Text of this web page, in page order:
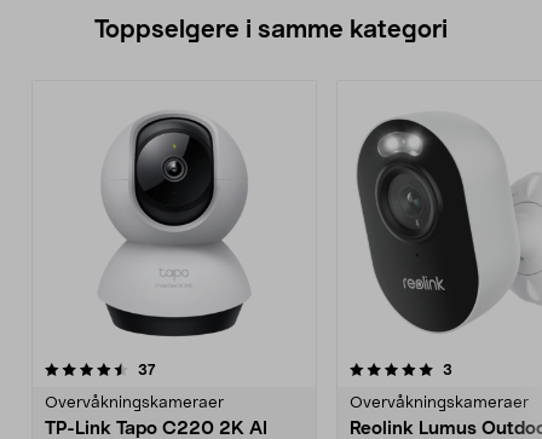
Toppselgere i samme kategori
37anmeldelser
Overvåkningskameraer
TP-Link Tapo C220 2K AI
5.0 av 5 stjerner 3
Overvåkningskameraer
Reolink Lumus
4.5 av 5 stjerner